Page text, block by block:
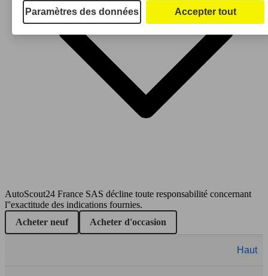
718 Boxster T 2.0i 300 ch
220 KW
(300 PS)
5 afficher plus de variantes
l/
Cabriolet
Essence
AutoScout24 France SAS décline toute responsabilité concernant
l''exactitude des indications fournies.
Acheter neuf
Acheter d'occasion
Haut
Paramètres des données Accepter tout